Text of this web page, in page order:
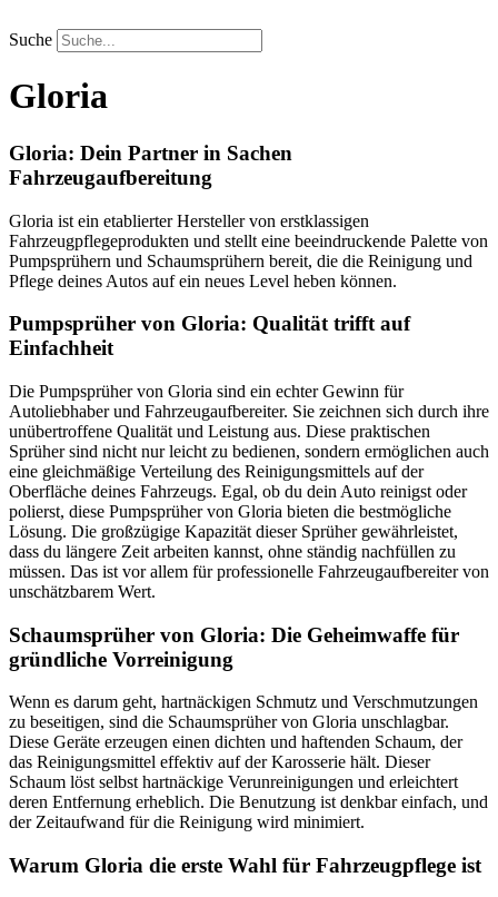
Inhalt
springen
Suche
Gloria
Gloria: Dein Partner in Sachen
Fahrzeugaufbereitung
Gloria ist ein etablierter Hersteller von erstklassigen
Fahrzeugpflegeprodukten und stellt eine beeindruckende Palette von
Pumpsprühern und Schaumsprühern bereit, die die Reinigung und
Pflege deines Autos auf ein neues Level heben können.
Pumpsprüher von Gloria: Qualität trifft auf
Einfachheit
Die Pumpsprüher von Gloria sind ein echter Gewinn für
Autoliebhaber und Fahrzeugaufbereiter. Sie zeichnen sich durch ihre
unübertroffene Qualität und Leistung aus. Diese praktischen
Sprüher sind nicht nur leicht zu bedienen, sondern ermöglichen auch
eine gleichmäßige Verteilung des Reinigungsmittels auf der
Oberfläche deines Fahrzeugs. Egal, ob du dein Auto reinigst oder
polierst, diese Pumpsprüher von Gloria bieten die bestmögliche
Lösung. Die großzügige Kapazität dieser Sprüher gewährleistet,
dass du längere Zeit arbeiten kannst, ohne ständig nachfüllen zu
müssen. Das ist vor allem für professionelle Fahrzeugaufbereiter von
unschätzbarem Wert.
Schaumsprüher von Gloria: Die Geheimwaffe für
gründliche Vorreinigung
Wenn es darum geht, hartnäckigen Schmutz und Verschmutzungen
zu beseitigen, sind die Schaumsprüher von Gloria unschlagbar.
Diese Geräte erzeugen einen dichten und haftenden Schaum, der
das Reinigungsmittel effektiv auf der Karosserie hält. Dieser
Schaum löst selbst hartnäckige Verunreinigungen und erleichtert
deren Entfernung erheblich. Die Benutzung ist denkbar einfach, und
der Zeitaufwand für die Reinigung wird minimiert.
Warum Gloria die erste Wahl für Fahrzeugpflege ist